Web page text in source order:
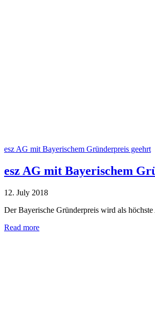
esz AG mit Bayerischem Gründerpreis geehrt
esz AG mit Bayerischem
12. July 2018
Der Bayerische Gründerpreis wird als
Read more